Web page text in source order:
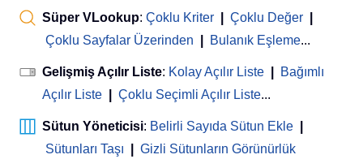
Süper VLookup: Çoklu Kriter Çoklu Değer
Çoklu Sayfalar Üzerinden
Bulanık Eşleme...
Gelişmiş Açılır Liste: Kolay Açılır Liste
Bağımlı
Açılır Liste
Çoklu Seçimli Açılır Liste...
Sütun Yöneticisi: Belirli Sayıda Sütun Ekle
Sütunları Taşı
Gizli Sütunların Görünürlük